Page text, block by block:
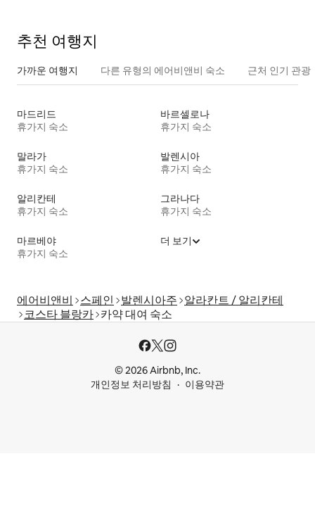
추천 여행지
가까운 여행지 다른 유형의 에어비앤비 숙소 근처 인기 관광
마드리드
휴가지 숙소
바르셀로나
휴가지 숙소
말라가
휴가지 숙소
발렌시아
휴가지 숙소
알리칸테
휴가지 숙소
그라나다
휴가지 숙소
마르베야
휴가지 숙소
더 보기
에어비앤비 스페인 발렌시아주 알라칸트 / 알리칸테
코스타 블랑카 카약 대여 숙소
© 2026 Airbnb, Inc.
개인정보 처리방침
이용약관